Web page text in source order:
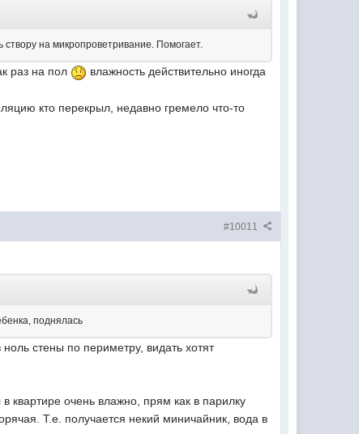
на микропроветривание. Помогает.
раз на пол
влажность действительно иногда
кто перекрыл, недавно гремело что-то
#10011
поднялась
стены по периметру, видать хотят
квартире очень влажно, прям как в парилку
Т.е. получается некий миничайник, вода в